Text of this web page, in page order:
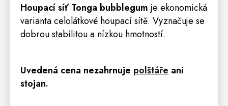
Houpací síť Tonga bubblegum je ekonomická
varianta celolátkové houpací sítě. Vyznačuje se
dobrou stabilitou a nízkou hmotností.
Uvedená cena nezahrnuje polštáře ani
stojan.